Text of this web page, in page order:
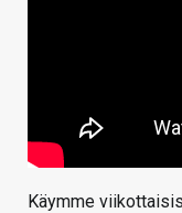
Käymme